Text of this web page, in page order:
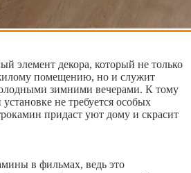
элемент декора, который не только
помещению, но и служит
зимними вечерами. К тому
не требуется особых
придаст уют дому и скрасит
в фильмах, ведь это